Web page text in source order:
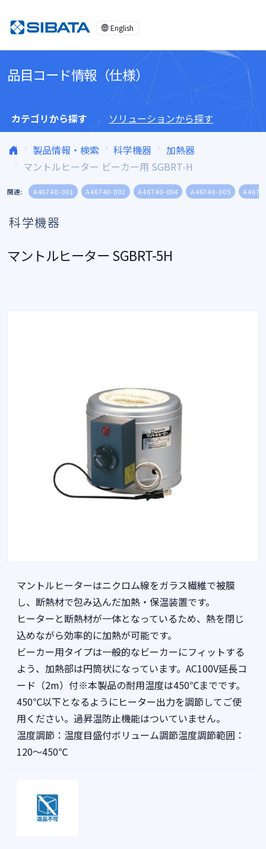
English
品目コード情報（仕様）
カテゴリから探す ソリューションから探す
製品情報・検索 科学機器
加熱器
マントルヒーター ビーカー用 SGBRT-H
関連: A46740-001 A46740-002 A46740-004 A46740-005
科学機器
マントルヒーター SGBRT-5H
マントルヒーターはニクロム線をガラス繊維で被膜
し、断熱材で包み込んだ加熱・保温装置です。
ヒーターと断熱材が一体となっているため、熱を閉じ
込めながら効率的に加熱が可能です。
ビーカー用タイプは一般的なビーカーにフィットする
よう、加熱部は円筒状になっています。AC100V延長コ
ード（2m）付※本製品の耐用温度は450℃までです。
450℃以下となるようにヒーター出力を調節してご使
用ください。過昇温防止機能はついていません。
温度調節：温度目盛付ボリューム調節温度調節範囲：
120～450℃